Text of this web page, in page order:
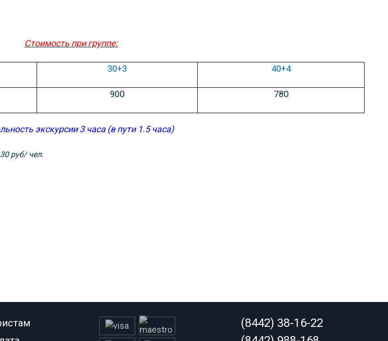
Стоимость при группе:
30+3 40+4
900 780
экскурсии 3 часа (в пути 1.5 часа)
руб/ чел.
(8442) 38-16-22